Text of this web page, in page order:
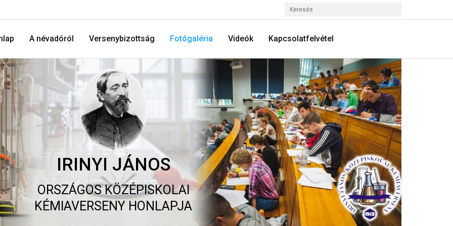
A névadóról Versenybizottság Fotógaléria Videók Kapcsolatfelvétel
IRINYI JÁNOS
ORSZÁGOS KÖZÉPISKOLAI
KÉMIAVERSENY HONLAPJA